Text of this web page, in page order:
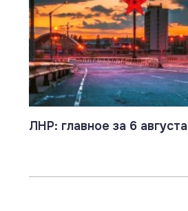
ЛНР: главное за 6 августа